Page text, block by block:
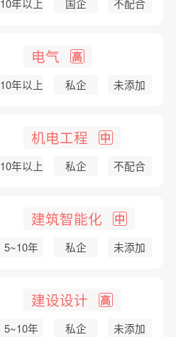
10年以上 国企 不配合
电气 高
10年以上 私企 未添加
机电工程 中
10年以上 私企 不配合
建筑智能化 中
5~10年 私企 未添加
建设设计 高
5~10年 私企 未添加